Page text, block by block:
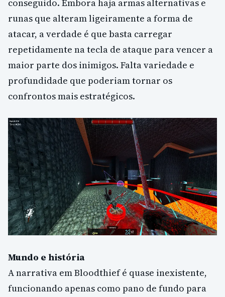
conseguido. Embora haja armas alternativas e
runas que alteram ligeiramente a forma de
atacar, a verdade é que basta carregar
repetidamente na tecla de ataque para vencer a
maior parte dos inimigos. Falta variedade e
profundidade que poderiam tornar os
confrontos mais estratégicos.
Mundo e história
A narrativa em Bloodthief é quase inexistente,
funcionando apenas como pano de fundo para